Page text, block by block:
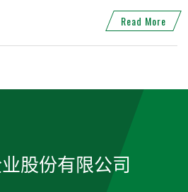
Read More
股份有限公司